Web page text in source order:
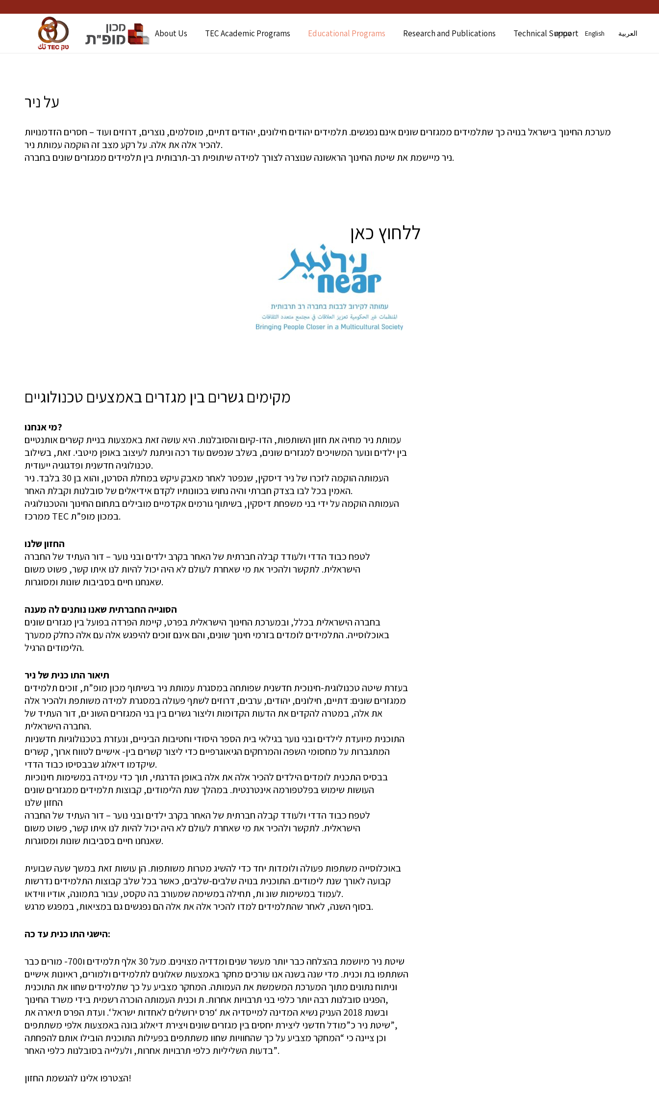
About Us TEC Academic Programs Educational Programs Research and Publications Technical Support
עברית English العربية
על ניר
מערכת החינוך בישראל בנויה כך שתלמידים ממגזרים שונים אינם נפגשים. תלמידים יהודים חילונים, יהודים דתיים, מוסלמים, נוצרים, דרוזים ועוד – חסרים הזדמנויות
להכיר אלה את אלה. על רקע מצב זה הוקמה עמותת ניר.
ניר מיישמת את שיטת החינוך הראשונה שנוצרה לצורך למידה שיתופית רב-תרבותית בין תלמידים ממגזרים שונים בחברה.
ללחוץ כאן
מקימים גשרים בין מגזרים באמצעים טכנולוגיים
מי אנחנו?
עמותת ניר מחיה את חזון השותפות, הדו-קיום והסובלנות. היא עושה זאת באמצעות בניית קשרים אותנטיים
בין ילדים ונוער המשויכים למגזרים שונים, בשלב שנפשם עוד רכה וניתנת לעיצוב באופן מיטבי. זאת, בשילוב
טכנולוגיה חדשנית ופדגוגיה ייעודית.
העמותה הוקמה לזכרו של ניר דיסקין, שנפטר לאחר מאבק עיקש במחלת הסרטן, והוא בן 30 בלבד. ניר
האמין בכל לבו בצדק חברתי והיה נחוש בכוונותיו לקדם אידיאלים של סובלנות וקבלת האחר.
העמותה הוקמה על ידי בני משפחת דיסקין, בשיתוף גורמים אקדמיים מובילים בתחום החינוך והטכנולוגיה
ממרכז TEC במכון מופ”ת.
החזון שלנו
לטפח כבוד הדדי ולעודד קבלה חברתית של האחר בקרב ילדים ובני נוער – דור העתיד של החברה
הישראלית. לתקשר ולהכיר את מי שאחרת לעולם לא היה יכול להיות לנו איתו קשר, פשוט משום
שאנחנו חיים בסביבות שונות ומסוגרות.
הסוגייה החברתית שאנו נותנים לה מענה
בחברה הישראלית בכלל, ובמערכת החינוך הישראלית בפרט, קיימת הפרדה בפועל בין מגזרים שונים
באוכלוסייה. התלמידים לומדים בזרמי חינוך שונים, והם אינם זוכים להיפגש אלה עם אלה כחלק ממערך
הלימודים הרגיל.
תיאור התו כנית של ניר
בעזרת שיטה טכנולוגית-חינוכית חדשנית שפותחה במסגרת עמותת ניר בשיתוף מכון מופ”ת, זוכים תלמידים
ממגזרים שונים: דתיים, חילונים, יהודים, ערבים, דרוזים לשתף פעולה במסגרת למידה משותפת ולהכיר אלה
את אלה, במטרה להקדים את הדעות הקדומות וליצור גשרים בין בני המגזרים השונ ים, דור העתיד של
החברה הישראלית.
התוכנית מיועדת לילדים ובני נוער בגילאי בית הספר היסודי וחטיבות הביניים, ונעזרת בטכנולוגיות חדשניות
המתגברות על מחסומי השפה והמרחקים הגיאוגרפיים כדי ליצור קשרים בין- אישיים לטווח ארוך, קשרים
שיקדמו דיאלוג שבבסיסו כבוד הדדי.
בבסיס התכנית לומדים הילדים להכיר אלה את אלה באופן הדרגתי, תוך כדי עמידה במשימות חינוכיות
העושות שימוש בפלטפורמה אינטרנטית. במהלך שנת הלימודים, קבוצות תלמידים ממגזרים שונים
החזון שלנו
לטפח כבוד הדדי ולעודד קבלה חברתית של האחר בקרב ילדים ובני נוער – דור העתיד של החברה
הישראלית. לתקשר ולהכיר את מי שאחרת לעולם לא היה יכול להיות לנו איתו קשר, פשוט משום
שאנחנו חיים בסביבות שונות ומסוגרות.
באוכלוסייה משתפות פעולה ולומדות יחד כדי להשיג מטרות משותפות. הן עושות זאת במשך שעה שבועית
קבועה לאורך שנת לימודים. התוכנית בנויה שלבים-שלבים, כאשר בכל שלב קבוצות התלמידים נדרשות
לעמוד במשימות שונ ות, תחילה במשימה שמעורב בה טקסט, עבור בתמונה, אודיו ווידאו.
בסוף השנה, לאחר שהתלמידים למדו להכיר אלה את אלה הם נפגשים גם במציאות, במפגש מרגש.
הישגי התו כנית עד כה:
שיטת ניר מיושמת בהצלחה כבר יותר מעשר שנים ומדדיה מצוינים. מעל 30 אלף תלמידים ו700- מורים כבר
השתתפו בת וכנית. מדי שנה בשנה אנו עורכים מחקר באמצעות שאלונים לתלמידים ולמורים, ראיונות אישיים
וניתוח נתונים מתוך המערכת המשמשת את העמותה. המחקר מצביע על כך שתלמידים שחוו את התוכנית
הפגינו סובלנות רבה יותר כלפי בני תרבויות אחרות. ת וכנית העמותה הוכרה רשמית בידי משרד החינוך,
ובשנת 2018 העניק נשיא המדינה למייסדיה את ‘פרס ירושלים לאחדות ישראל ‘. ועדת הפרס תיארה את
שיטת ניר כ”מודל חדשני ליצירת יחסים בין מגזרים שונים ויצירת דיאלוג בונה באמצעות אלפי משתתפים”,
וכן ציינה כי “המחקר מצביע על כך שהחוויות שחוו משתתפים בפעילות התוכנית הובילו אותם להפחתה
בדעות השליליות כלפי תרבויות אחרות, ולעלייה בסובלנות כלפי האחר”.
הצטרפו אלינו להגשמת החזון!